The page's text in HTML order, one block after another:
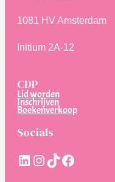
1081 HV Amsterdam
Initium 2A-12
CDP
Lid worden
Inschrijven
Boekenverkoop
Socials
LinkedIn
Instagram
TikTokFacebook